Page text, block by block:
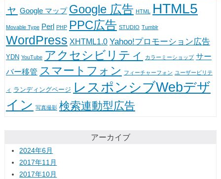
ャ Google マップ Google 広告 HTML HTML5
Movable Type Perl PHP PPC広告 STUDIO Tumblr
WordPress XHTML1.0 Yahoo!プロモーション広告
YDN YouTube アクセシビリティ カラーミーショップ サー
バー移管 スマートフォン フィーチャーフォン ユーザービリテ
ィ ランディングページ レスポンシブWebデザ
イン 写真撮影 検索連動型広告
アーカイブ
2024年6月
2017年11月
2017年10月